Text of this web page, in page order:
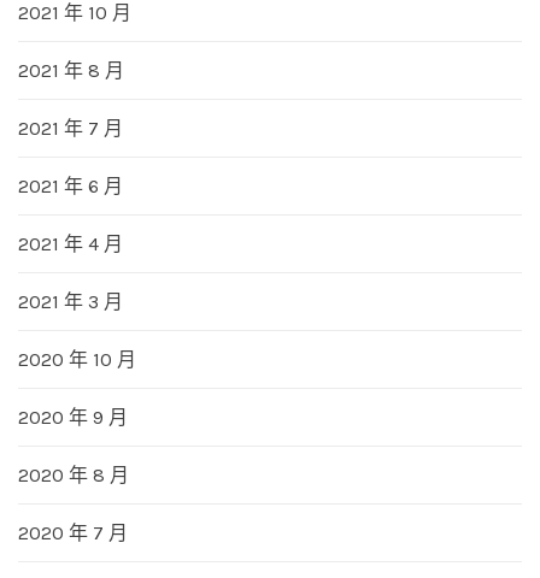
2021 年 10 月
2021 年 8 月
2021 年 7 月
2021 年 6 月
2021 年 4 月
2021 年 3 月
2020 年 10 月
2020 年 9 月
2020 年 8 月
2020 年 7 月